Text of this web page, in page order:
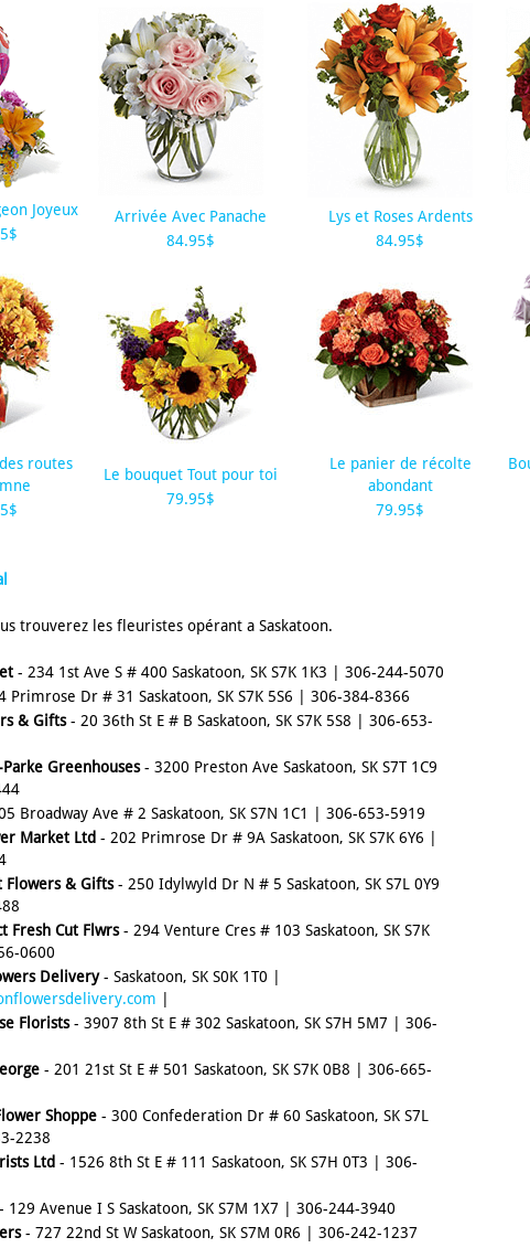
Joyeux
Arrivée Avec Panache
84.95$
Lys et Roses Ardents
84.95$
routes
Le bouquet Tout pour toi
79.95$
Le panier de récolte
abondant
79.95$
trouverez les fleuristes opérant a Saskatoon.
- 234 1st Ave S # 400 Saskatoon, SK S7K 1K3 | 306-244-5070
Primrose Dr # 31 Saskatoon, SK S7K 5S6 | 306-384-8366
& Gifts- 20 36th St E # B Saskatoon, SK S7K 5S8 | 306-653-
Greenhouses- 3200 Preston Ave Saskatoon, SK S7T 1C9
Broadway Ave # 2 Saskatoon, SK S7N 1C1 | 306-653-5919
Market Ltd - 202 Primrose Dr # 9A Saskatoon, SK S7K 6Y6 |
Flowers & Gifts- 250 Idylwyld Dr N # 5 Saskatoon, SK S7L 0Y9
Fresh Cut Flwrs- 294 Venture Cres # 103 Saskatoon, SK S7K
0600
Delivery- Saskatoon, SK S0K 1T0 |
Florists- 3907 8th St E # 302 Saskatoon, SK S7H 5M7 | 306-
- 201 21st St E # 501 Saskatoon, SK S7K 0B8 | 306-665-
Shoppe - 300 Confederation Dr # 60 Saskatoon, SK S7L
2238
Ltd - 1526 8th St E # 111 Saskatoon, SK S7H 0T3 | 306-
- 129 Avenue I S Saskatoon, SK S7M 1X7 | 306-244-3940
- 727 22nd St W Saskatoon, SK S7M 0R6 | 306-242-1237